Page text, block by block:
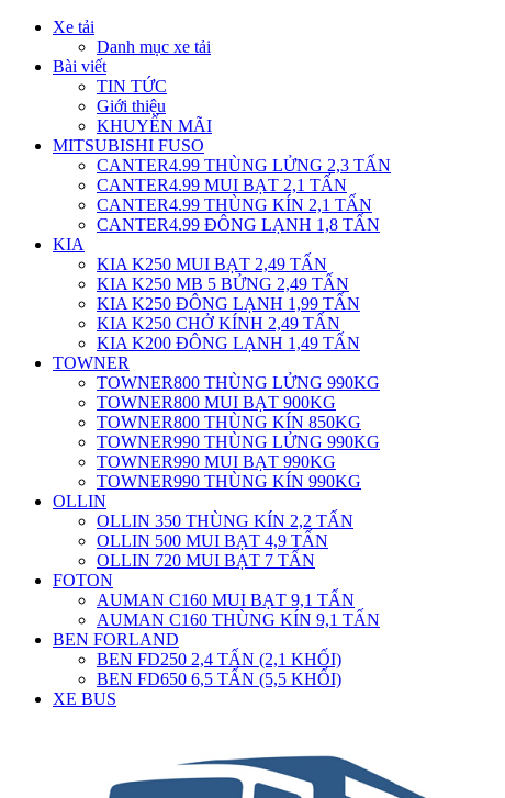
Xe tải
Danh mục xe tải
Bài viết
TIN TỨC
Giới thiệu
KHUYẾN MÃI
MITSUBISHI FUSO
CANTER4.99 THÙNG LỬNG 2,3 TẤN
CANTER4.99 MUI BẠT 2,1 TẤN
CANTER4.99 THÙNG KÍN 2,1 TẤN
CANTER4.99 ĐÔNG LẠNH 1,8 TẤN
KIA
KIA K250 MUI BẠT 2,49 TẤN
KIA K250 MB 5 BỬNG 2,49 TẤN
KIA K250 ĐÔNG LẠNH 1,99 TẤN
KIA K250 CHỞ KÍNH 2,49 TẤN
KIA K200 ĐÔNG LẠNH 1,49 TẤN
TOWNER
TOWNER800 THÙNG LỬNG 990KG
TOWNER800 MUI BẠT 900KG
TOWNER800 THÙNG KÍN 850KG
TOWNER990 THÙNG LỬNG 990KG
TOWNER990 MUI BẠT 990KG
TOWNER990 THÙNG KÍN 990KG
OLLIN
OLLIN 350 THÙNG KÍN 2,2 TẤN
OLLIN 500 MUI BẠT 4,9 TẤN
OLLIN 720 MUI BẠT 7 TẤN
FOTON
AUMAN C160 MUI BẠT 9,1 TẤN
AUMAN C160 THÙNG KÍN 9,1 TẤN
BEN FORLAND
BEN FD250 2,4 TẤN (2,1 KHỐI)
BEN FD650 6,5 TẤN (5,5 KHỐI)
XE BUS